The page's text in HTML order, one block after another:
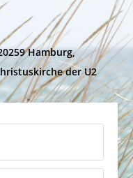
Hamburg,
der U2